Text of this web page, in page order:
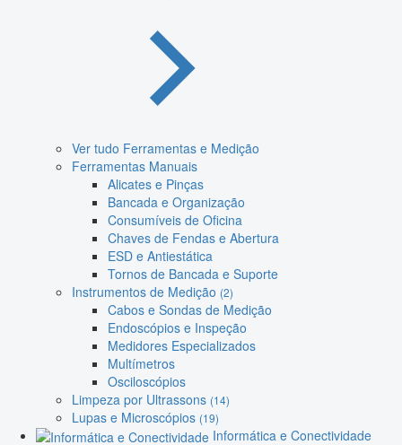
Ver tudo Ferramentas e Medição
Ferramentas Manuais
Alicates e Pinças
Bancada e Organização
Consumíveis de Oficina
Chaves de Fendas e Abertura
ESD e Antiestática
Tornos de Bancada e Suporte
Instrumentos de Medição (2)
Cabos e Sondas de Medição
Endoscópios e Inspeção
Medidores Especializados
Multímetros
Osciloscópios
Limpeza por Ultrassons (14)
Lupas e Microscópios (19)
Informática e Conectividade